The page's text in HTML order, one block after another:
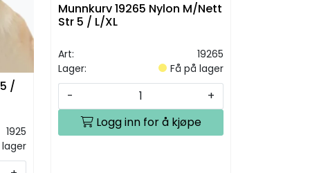
/
1925
lager
Munnkurv 19265 Nylon M/Nett
Str 5 / L/XL
Art:
19265
Lager:
Få på lager
-
+
Logg inn for å kjøpe